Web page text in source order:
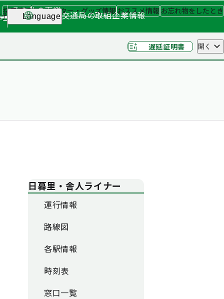
採用情報キャラクター・グッズ情報おススメ情報 お忘れ物をしたとき
Language
その他の事業
（関連事業）交通局の取組企業情報
遅延証明書 開く
日暮里・舎人ライナー
運行情報
路線図
各駅情報
時刻表
窓口一覧